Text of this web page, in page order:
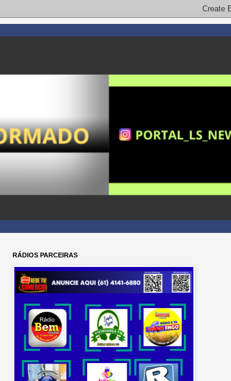
RÁDIOS PARCEIRAS